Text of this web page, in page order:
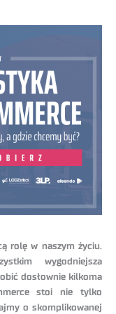
rolę w naszym życiu.
wygodniejsza
dosłownie kilkoma
stoi nie tylko
o skomplikowanej